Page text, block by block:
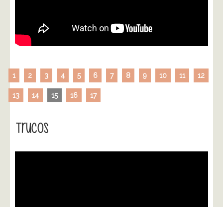
1 2 3 4 5 6 7 8 9 10 11 12
13 14 15 16 17
Trucos